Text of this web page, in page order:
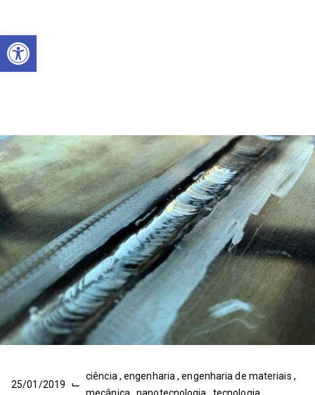
Abrir a barra de ferramentas
25/01/2019 ⌙
ciência ,engenharia,engenharia de materiais ,